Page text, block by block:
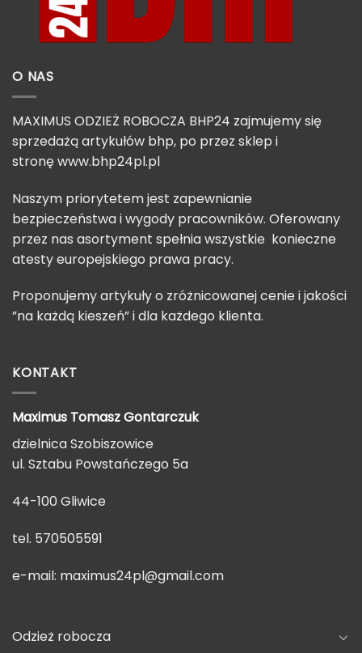
O NAS
MAXIMUS ODZIEŻ ROBOCZA BHP24 zajmujemy się
sprzedażą artykułów bhp, po przez sklep i
stronę www.bhp24pl.pl
Naszym priorytetem jest zapewnianie
bezpieczeństwa i wygody pracowników. Oferowany
przez nas asortyment spełnia wszystkie konieczne
atesty europejskiego prawa pracy.
Proponujemy artykuły o zróżnicowanej cenie i jakości
”na każdą kieszeń” i dla każdego klienta.
KONTAKT
Maximus TomaszGontarczuk
dzielnica Szobiszowice
ul. Sztabu Powstańczego 5a
44-100 Gliwice
tel. 570505591
e-mail: maximus24pl@gmail.com
Odzież robocza